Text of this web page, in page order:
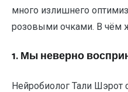
много излишнего
розовыми очками. В чём
1. Мы неверно
Нейробиолог Тали Шэрот